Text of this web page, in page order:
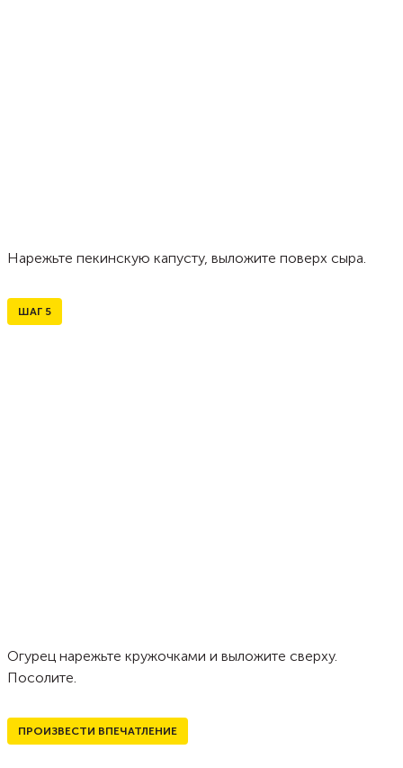
Нарежьте пекинскую капусту, выложите поверх сыра.
ШАГ 5
Огурец нарежьте кружочками и выложите сверху.
Посолите.
ПРОИЗВЕСТИ ВПЕЧАТЛЕНИЕ